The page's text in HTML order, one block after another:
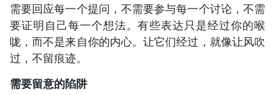
需要回应每一个提问，不需要参与每一个讨论，不需
要证明自己每一个想法。有些表达只是经过你的喉
咙，而不是来自你的内心。让它们经过，就像让风吹
过，不留痕迹。
需要留意的陷阱